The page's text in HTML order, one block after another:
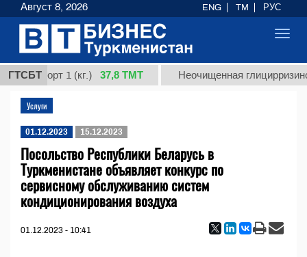
ГТСБТсорт 1 (кг.) 37,8 ТМТ Неочищенная
Услуги
01.12.2023 15.12.2023
Посольство Республики Беларусь в
Туркменистане объявляет конкурс по
сервисному обслуживанию систем
кондиционирования воздуха
01.12.2023 - 10:41
Август 8, 2026 ENG TM РУС